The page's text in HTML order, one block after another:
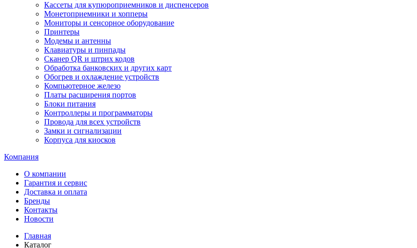
Кассеты для купюроприемников и диспенсеров
Монетоприемники и хопперы
Мониторы и сенсорное оборудование
Принтеры
Модемы и антенны
Клавиатуры и пинпады
Сканер QR и штрих кодов
Обработка банковских и других карт
Обогрев и охлаждение устройств
Компьютерное железо
Платы расширения портов
Блоки питания
Контроллеры и программаторы
Провода для всех устройств
Замки и сигнализации
Корпуса для киосков
Компания
О компании
Гарантия и сервис
Доставка и оплата
Бренды
Контакты
Новости
Главная
Каталог